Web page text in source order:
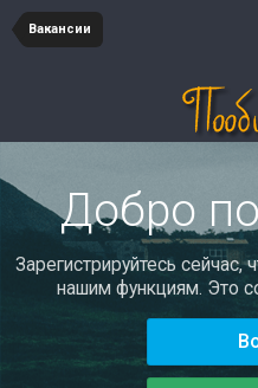
Вакансии
Добро
Зарегистрируйтесь сейчас,
нашим функциям. Это